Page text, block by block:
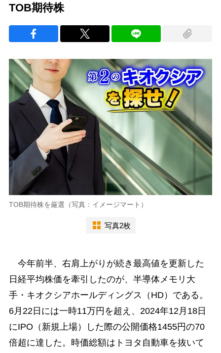
TOB期待株
TOB期待株を厳選（写真：イメージマート）
写真2枚
今年前半、右肩上がりが続き最高値を更新した
日経平均株価を牽引したのが、半導体メモリ大
手・キオクシアホールディングス（HD）である。
6月22日には一時11万円を超え、2024年12月18日
にIPO（新規上場）した際の公開価格1455円の70
倍超に達した。時価総額はトヨタ自動車を抜いて